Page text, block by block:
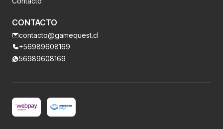
CONTACTO
contacto@gamequest.cl
+56989608169
56989608169